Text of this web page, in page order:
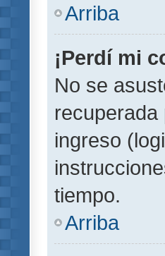
Arriba
¡Perdí mi
No se
recuperada
ingreso
tiempo.
Arriba